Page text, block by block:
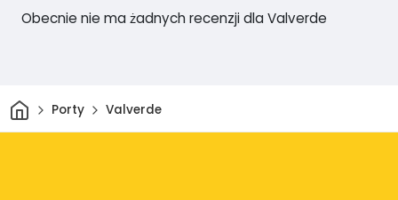
Obecnie nie ma żadnych recenzji dla Valverde
DomPorty Valverde